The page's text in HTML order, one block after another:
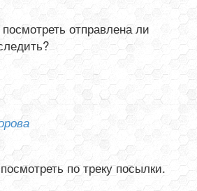
отправлена ли
по треку посылки.